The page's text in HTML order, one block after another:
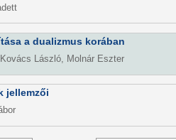
a dualizmus korában
László, Molnár Eszter
jellemzői